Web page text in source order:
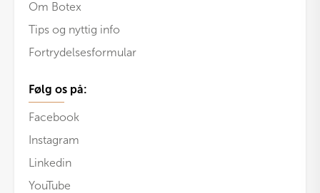
Om Botex
Tips og nyttig info
Fortrydelsesformular
Følg os på:
Facebook
Instagram
Linkedin
YouTube